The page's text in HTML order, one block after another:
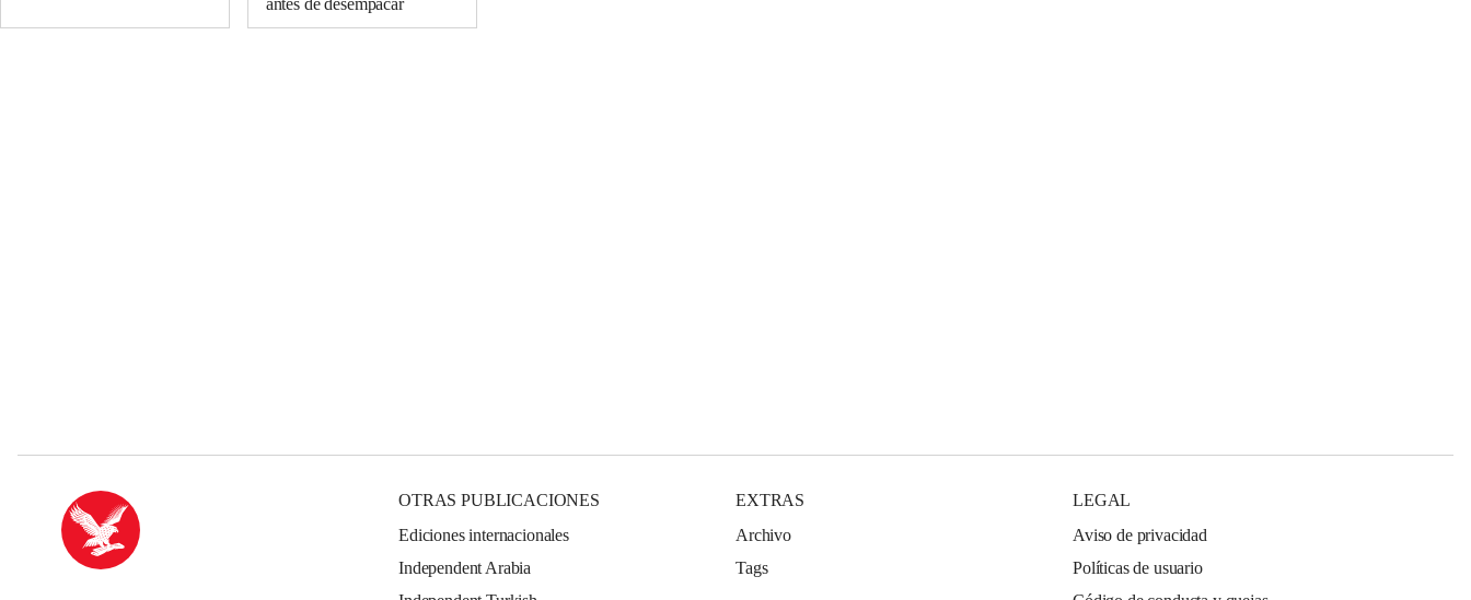
OTRAS PUBLICACIONES
Ediciones internacionales
Independent Arabia
EXTRAS
Archivo
Tags
LEGAL
Aviso de privacidad
Políticas de usuario